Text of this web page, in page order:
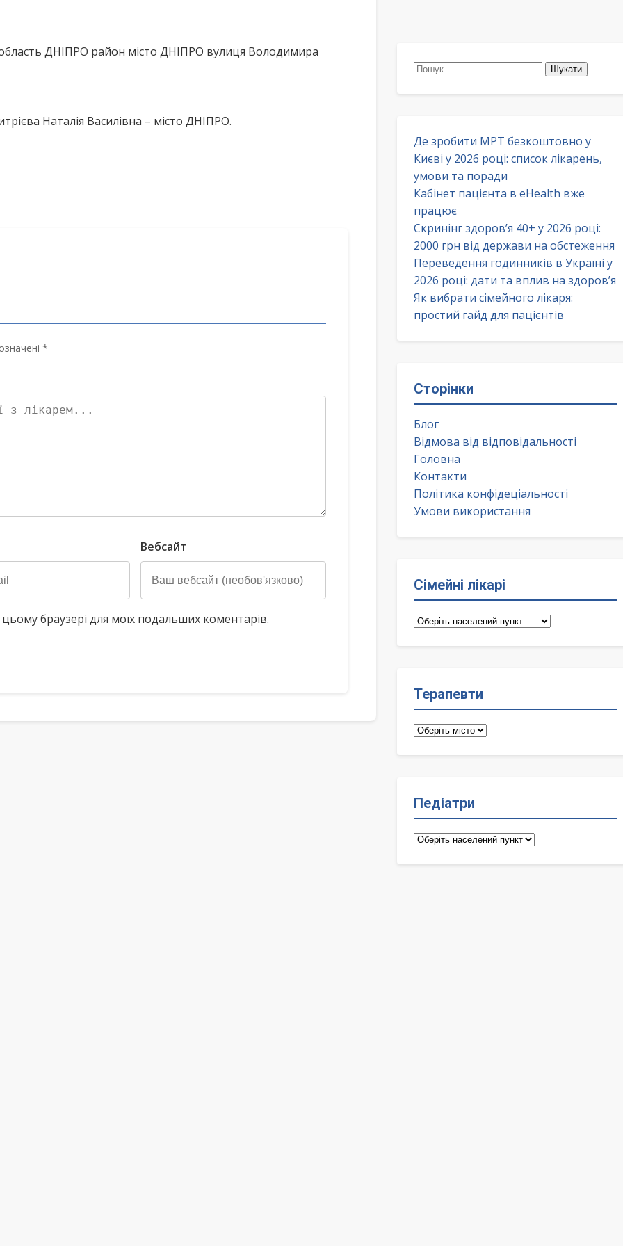
ДНІПРО район місто ДНІПРО вулиця Володимира
Наталія Василівна – місто ДНІПРО.
*
Вебсайт
браузері для моїх подальших коментарів.
Пошук:
Де зробити МРТ безкоштовно у
Києві у 2026 році: список лікарень,
умови та поради
Кабінет пацієнта в eHealth вже
працює
Скринінг здоров’я 40+ у 2026 році:
2000 грн від держави на обстеження
Переведення годинників в Україні у
2026 році: дати та вплив на здоров’я
Як вибрати сімейного лікаря:
простий гайд для пацієнтів
Сторінки
Блог
Відмова від відповідальності
Головна
Контакти
Політика конфідеціальності
Умови використання
Сімейні лікарі
Сімейні
Терапевти
Терапевти
Педіатри
Педіатри